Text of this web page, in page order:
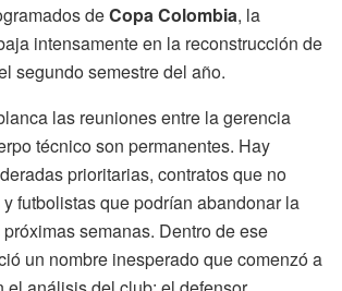
deCopa Colombia, la
intensamente en la reconstrucción de
segundo semestre del año.
las reuniones entre la gerencia
técnico son permanentes. Hay
prioritarias, contratos que no
futbolistas que podrían abandonar la
semanas. Dentro de ese
un nombre inesperado que comenzó a